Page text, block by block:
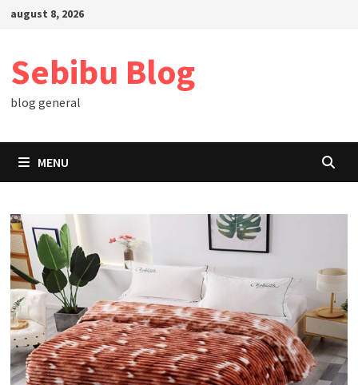
Skipaugust 8, 2026
Sebibu Blog
blog general
MENU